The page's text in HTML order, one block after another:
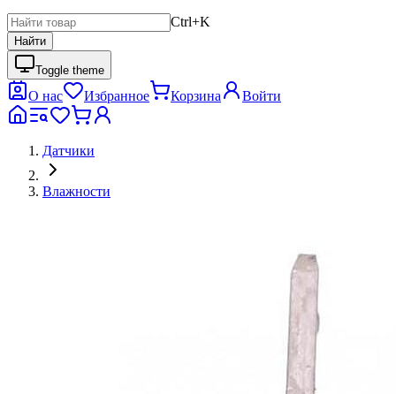
Ctrl+K
Найти
Toggle theme
О нас Избранное Корзина Войти
Датчики
Влажности